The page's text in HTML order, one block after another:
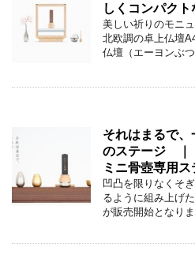
しくコンパクト
美しい祈りのモニ
北欧調の卓上仏壇
仏壇（エーヨンぶつ
それはまるで、
のステージ ｜
ミニ骨壺専用ス
凹凸を限りなくそ
るように組み上げ
が販売開始となり